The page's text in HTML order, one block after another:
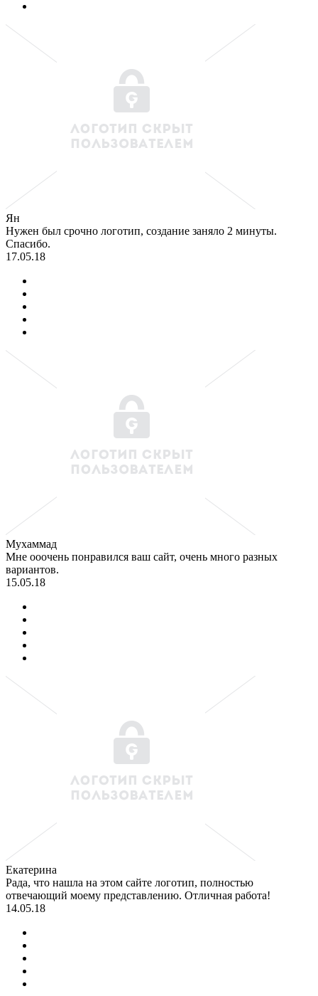
Ян
Нужен был срочно логотип, создание заняло 2 минуты.
Спасибо.
17.05.18
Мухаммад
Мне ооочень понравился ваш сайт, очень много разных
вариантов.
15.05.18
Екатерина
Рада, что нашла на этом сайте логотип, полностью
отвечающий моему представлению. Отличная работа!
14.05.18